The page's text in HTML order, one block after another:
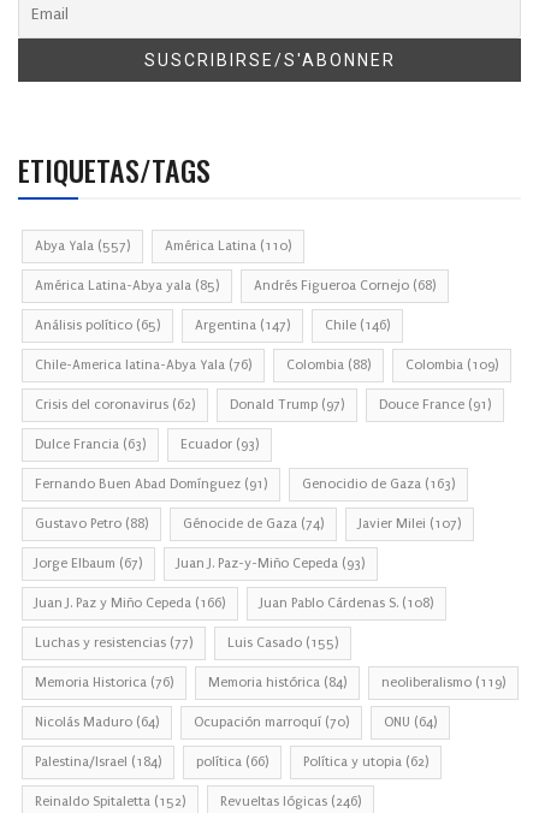
ETIQUETAS/TAGS
Abya Yala (557) América Latina (110)
América Latina-Abya yala (85) Andrés Figueroa Cornejo (68)
Análisis político (65) Argentina (147) Chile (146)
Chile-America latina-Abya Yala (76) Colombia (88) Colombia (109)
Crisis del coronavirus (62) Donald Trump (97) Douce France (91)
Dulce Francia (63) Ecuador (93)
Fernando Buen Abad Domínguez (91) Genocidio de Gaza (163)
Gustavo Petro (88) Génocide de Gaza (74) Javier Milei (107)
Jorge Elbaum (67) Juan J. Paz-y-Miño Cepeda (93)
Juan J. Paz y Miño Cepeda (166) Juan Pablo Cárdenas S. (108)
Luchas y resistencias (77) Luis Casado (155)
Memoria Historica (76) Memoria histórica (84) neoliberalismo (119)
Nicolás Maduro (64) Ocupación marroquí (70) ONU (64)
Palestina/Israel (184) política (66) Política y utopia (62)
Reinaldo Spitaletta (152) Revueltas lógicas (246)